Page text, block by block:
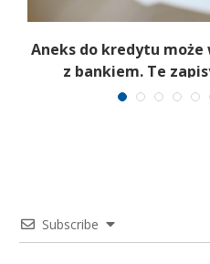
Aneks do kredytu może
z bankiem. Te
Subscribe